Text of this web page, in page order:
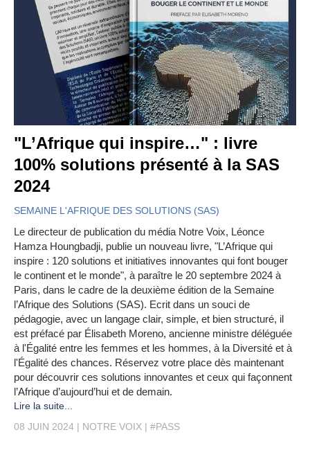
"L’Afrique qui inspire…" : livre
100% solutions présenté à la SAS
2024
SEMAINE L'AFRIQUE DES SOLUTIONS (SAS)
Le directeur de publication du média Notre Voix, Léonce
Hamza Houngbadji, publie un nouveau livre, "L’Afrique qui
inspire : 120 solutions et initiatives innovantes qui font bouger
le continent et le monde", à paraître le 20 septembre 2024 à
Paris, dans le cadre de la deuxième édition de la Semaine
l’Afrique des Solutions (SAS). Ecrit dans un souci de
pédagogie, avec un langage clair, simple, et bien structuré, il
est préfacé par Élisabeth Moreno, ancienne ministre déléguée
à l'Égalité entre les femmes et les hommes, à la Diversité et à
l'Égalité des chances. Réservez votre place dès maintenant
pour découvrir ces solutions innovantes et ceux qui façonnent
l’Afrique d’aujourd’hui et de demain.
Lire la suite...
08 JUIN 2024
NOTRE VOIX #PASS